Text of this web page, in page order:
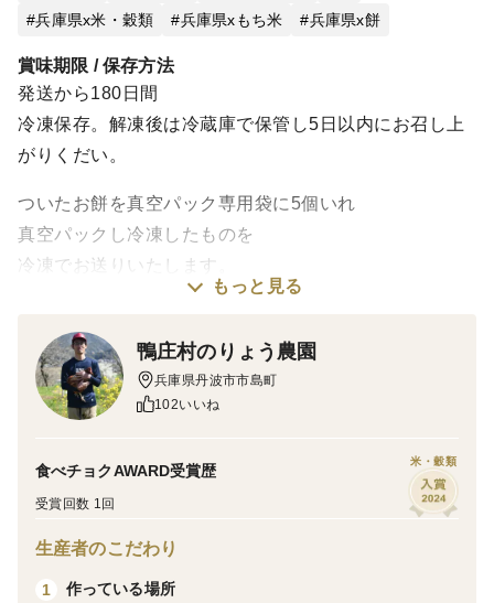
兵庫県x米・穀類
兵庫県xもち米 兵庫県x餅
賞味期限 / 保存方法
発送から180日間
冷凍保存。解凍後は冷蔵庫で保管し5日以内にお召し上
がりくだい。
ついたお餅を真空パック専用袋に5個いれ
真空パックし冷凍したものを
冷凍でお送りいたします。
2023年度より新設した加工場にてお餅をついておりま
できる限り、機械化をすすめ衛生面に気を付けて行って
います。
ださい。
もっと見る
鴨庄村のりょう農園
兵庫県丹波市市島町
102いいね
食べチョクAWARD受賞歴
受賞回数 1回
米・穀類
生産者のこだわり
1
作っている場所